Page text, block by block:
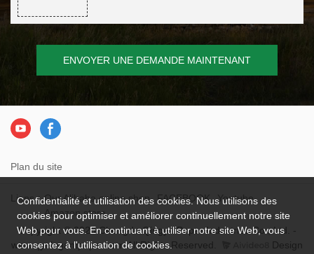
ENVOYER UNE DEMANDE MAINTENANT
Plan du site
Liens：Our Alibaba online shop FACEBOOK
Youtube
Amazon store
Copyright © 2026 Chengdu Qingya Paper Industries Co., Ltd. -
www.qyelegantpaper.com All Rights Reserved.
Design
Confidentialité et utilisation des cookies. Nous utilisons des
cookies pour optimiser et améliorer continuellement notre site
Web pour vous. En continuant à utiliser notre site Web, vous
consentez à l'utilisation de cookies.